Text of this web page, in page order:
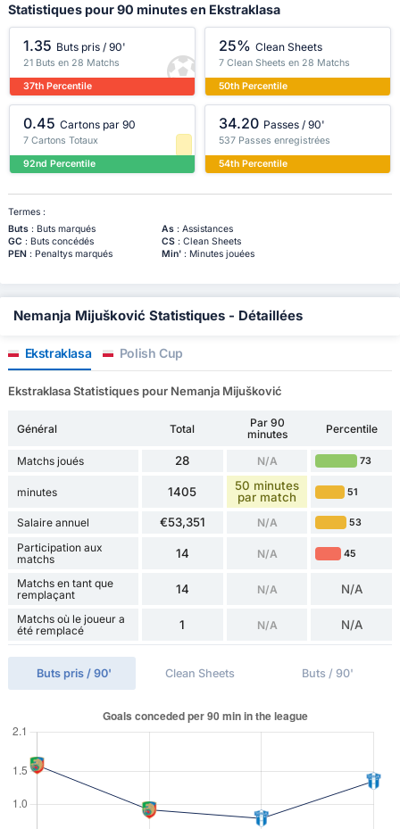
Statistiques pour 90 minutes en Ekstraklasa
1.35 Buts pris / 90'
21 Buts en 28 Matchs
37th Percentile
25% Clean Sheets
7 Clean Sheets en 28 Matchs
50th Percentile
0.45 Cartons par 90
7 Cartons Totaux
92nd Percentile
34.20 Passes / 90'
537 Passes enregistrées
54th Percentile
Termes :
Buts: Buts marqués As: Assistances
GC : Buts concédés CS: Clean Sheets
PEN: Penaltys marqués Min': Minutes jouées
Nemanja Mijušković Statistiques - Détaillées
Ekstraklasa Polish Cup
Ekstraklasa Statistiques pour Nemanja Mijušković
Général Total
Par 90
minutes
Percentile
Matchs joués 28 N/A 73
minutes 1405
50 minutes
par match
51
Salaire annuel €53,351 N/A 53
Participation aux
matchs
14 N/A 45
Matchs en tant que
remplaçant
14 N/A N/A
Matchs où le joueur a
été remplacé
1 N/A N/A
Buts pris / 90' Clean Sheets Buts / 90'